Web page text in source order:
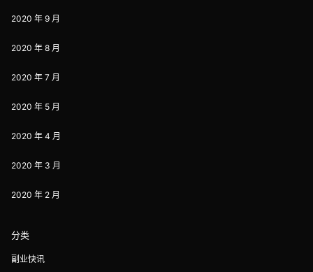
2020 年 9 月
2020 年 8 月
2020 年 7 月
2020 年 5 月
2020 年 4 月
2020 年 3 月
2020 年 2 月
分类
副业快讯